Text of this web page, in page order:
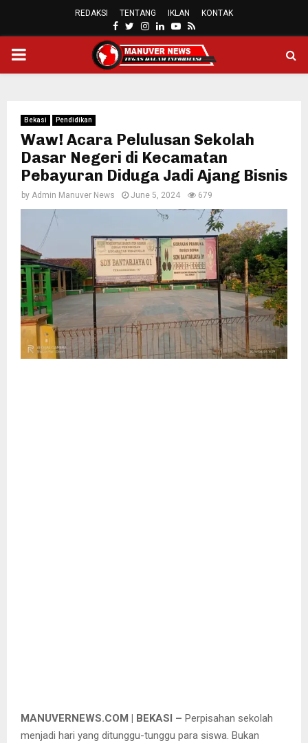
REDAKSI TENTANG IKLAN KONTAK
FACEBOOK
TWITTER
INSTAGRAM
LINKEDINYOUTUBE
RSS
PRIMARY
Bekasi Pendidikan
Waw! Acara Pelulusan Sekolah
Dasar Negeri di Kecamatan
Pebayuran Diduga Jadi Ajang Bisnis
by Admin Manuver News June 5, 2024 679
MANUVERNEWS.COM | BEKASI – Perpisahan sekolah
menjadi hari yang ditunggu-tunggu para siswa. Bukan